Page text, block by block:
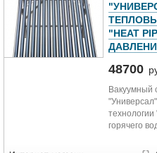
"HEAT
48700
Вакуумный
горячего